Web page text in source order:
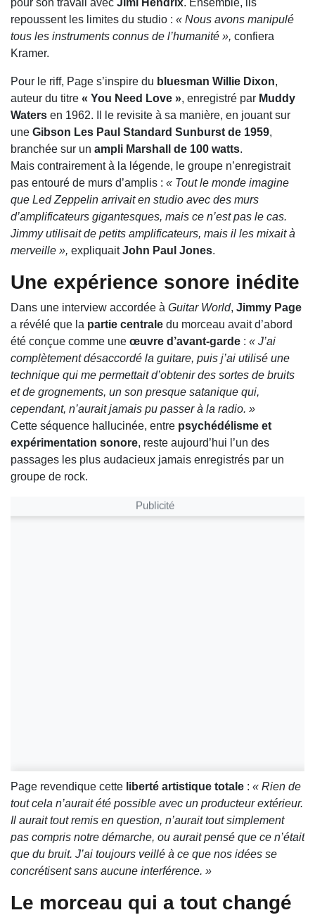
pour son travail avec Jimi Hendrix. Ensemble, ils
repoussent les limites du studio : « Nous avons manipulé
tous les instruments connus de l’humanité », confiera
Kramer.
Pour le riff, Page s’inspire du bluesman Willie Dixon,
auteur du titre « You Need Love », enregistré par Muddy
Waters en 1962. Il le revisite à sa manière, en jouant sur
une Gibson Les Paul Standard Sunburst de 1959,
branchée sur un ampli Marshall de 100 watts.
Mais contrairement à la légende, le groupe n’enregistrait
pas entouré de murs d’amplis : « Tout le monde imagine
que Led Zeppelin arrivait en studio avec des murs
d’amplificateurs gigantesques, mais ce n’est pas le cas.
Jimmy utilisait de petits amplificateurs, mais il les mixait à
merveille », expliquaitJohn Paul Jones.
Une expérience sonore inédite
Dans une interview accordée à Guitar World, Jimmy Page
a révélé que la partie centrale du morceau avait d’abord
été conçue comme une œuvre d’avant-garde : « J’ai
complètement désaccordé la guitare, puis j’ai utilisé une
technique qui me permettait d’obtenir des sortes de bruits
et de grognements, un son presque satanique qui,
cependant, n’aurait jamais pu passer à la radio. »
Cette séquence hallucinée, entre psychédélisme et
expérimentation sonore, reste aujourd’hui l’un des
passages les plus audacieux jamais enregistrés par un
groupe de rock.
Publicité
Page revendique cette liberté artistique totale : « Rien de
tout cela n’aurait été possible avec un producteur extérieur.
Il aurait tout remis en question, n’aurait tout simplement
pas compris notre démarche, ou aurait pensé que ce n’était
que du bruit. J’ai toujours veillé à ce que nos idées se
concrétisent sans aucune interférence. »
Le morceau qui a tout changé